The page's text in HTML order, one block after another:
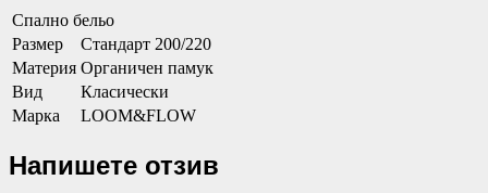
Спално бельо
Размер
Стандарт 200/220
Материя Органичен памук
Вид
Класически
Марка
LOOM&FLOW
Напишете отзив